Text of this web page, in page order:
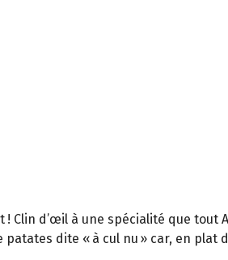
Clin d’œil à une spécialité que
dite « à cul nu » car, en plat